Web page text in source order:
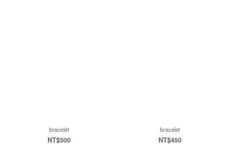
bracelet
NT$500
bracelet
NT$450